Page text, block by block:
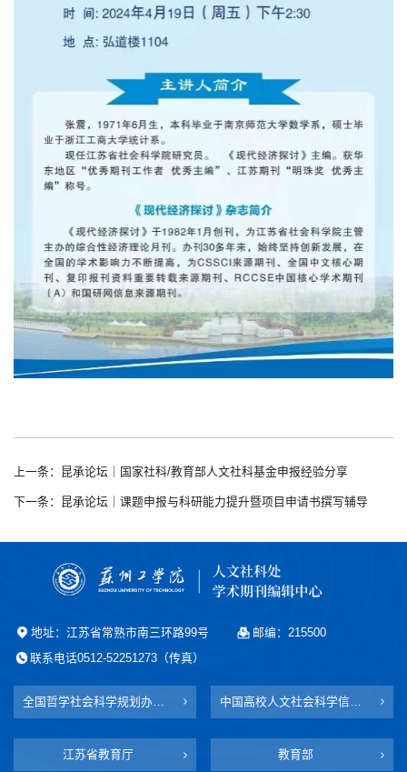
上一条：昆承论坛｜国家社科/教育部人文社科基金申报经验分享
下一条：昆承论坛｜课题申报与科研能力提升暨项目申请书撰写辅导
地址：江苏省常熟市南三环路99号
邮编：215500
联系电话0512-52251273（传真）
江苏省教育厅 教育部